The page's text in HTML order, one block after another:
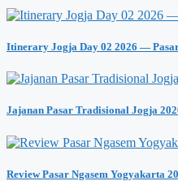
Itinerary Jogja Day 02 2026 —
Jajanan Pasar Tradisional Jogja
Review Pasar Ngasem Yogyakarta